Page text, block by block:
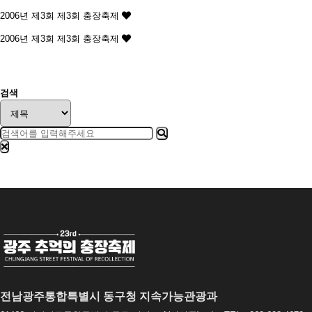
2006년 제3회 제3회 충장축제
2006년 제3회 제3회 충장축제
검색
전남광주통합특별시 동구청 지속가능관광과